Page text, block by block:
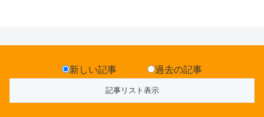
新しい記事 過去の記事